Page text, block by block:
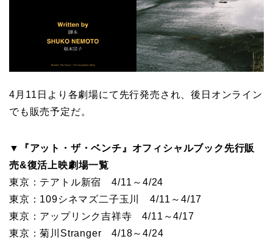
4月11日より各劇場にて先行発売され、後日オンライン
でも販売予定だ。
▼『アット・ザ・ベンチ』オフィシャルブック先行販
売&復活上映劇場一覧
東京：テアトル新宿 4/11～4/24
東京：109シネマズ二子玉川 4/11～4/17
東京：アップリンク吉祥寺 4/11～4/17
東京：菊川Stranger 4/18～4/24